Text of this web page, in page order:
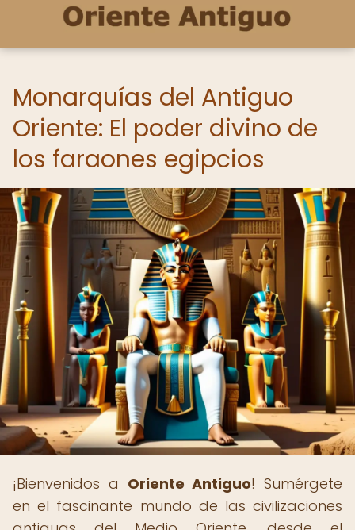
Monarquías del Antiguo
Oriente: El poder divino de
los faraones egipcios
¡Bienvenidos a Oriente Antiguo! Sumérgete
en el fascinante mundo de las civilizaciones